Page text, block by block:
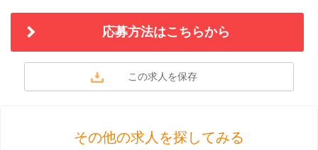
応募方法はこちらから
その他の求人を探してみる